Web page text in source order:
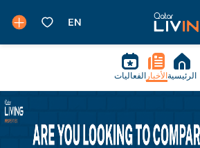
الرئيسية الأخبار الفعاليات